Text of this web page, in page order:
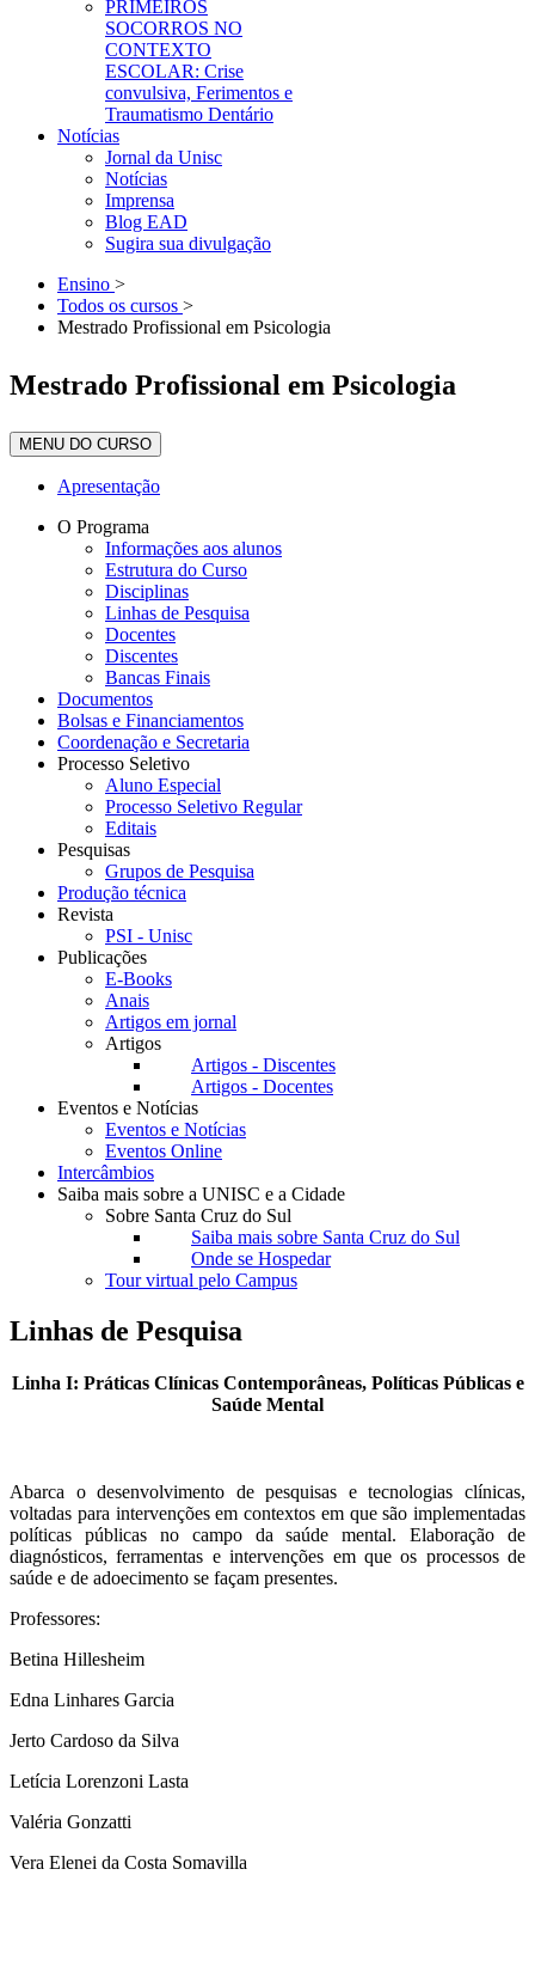
PRIMEIROS
SOCORROS NO
CONTEXTO
ESCOLAR: Crise
convulsiva, Ferimentos e
Traumatismo Dentário
Notícias
Jornal da Unisc
Notícias
Imprensa
Blog EAD
Sugira sua divulgação
Ensino >
Todos os cursos >
Mestrado Profissional em Psicologia
Mestrado Profissional em Psicologia
MENU DO CURSO
Apresentação
O Programa
Informações aos alunos
Estrutura do Curso
Disciplinas
Linhas de Pesquisa
Docentes
Discentes
Bancas Finais
Documentos
Bolsas e Financiamentos
Coordenação e Secretaria
Processo Seletivo
Aluno Especial
Processo Seletivo Regular
Editais
Pesquisas
Grupos de Pesquisa
Produção técnica
Revista
PSI - Unisc
Publicações
E-Books
Anais
Artigos em jornal
Artigos
Artigos - Discentes
Artigos - Docentes
Eventos e Notícias
Eventos e Notícias
Eventos Online
Intercâmbios
Saiba mais sobre a UNISC e a Cidade
Sobre Santa Cruz do Sul
Saiba mais sobre Santa Cruz do Sul
Onde se Hospedar
Tour virtual pelo Campus
Linhas de Pesquisa
Linha I: Práticas Clínicas Contemporâneas, Políticas Públicas e
Saúde Mental
Abarca o desenvolvimento de pesquisas e tecnologias clínicas,
voltadas para intervenções em contextos em que são implementadas
políticas públicas no campo da saúde mental. Elaboração de
diagnósticos, ferramentas e intervenções em que os processos de
saúde e de adoecimento se façam presentes.
Professores:
Betina Hillesheim
Edna Linhares Garcia
Jerto Cardoso da Silva
Letícia Lorenzoni Lasta
Valéria Gonzatti
Vera Elenei da Costa Somavilla